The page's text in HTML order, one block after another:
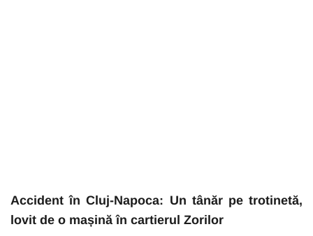
Accident în Cluj-Napoca: Un tânăr pe trotinetă,
lovit de o mașină în cartierul Zorilor